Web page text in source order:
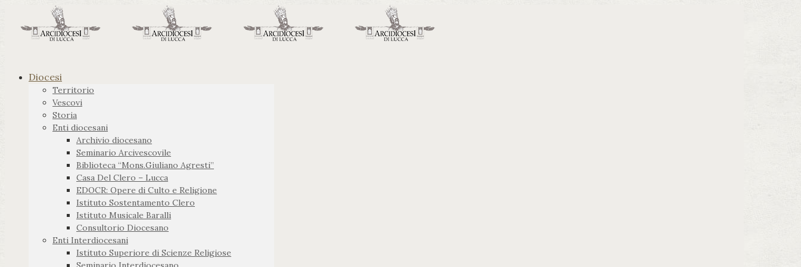
Diocesi
Territorio
Vescovi
Storia
Enti diocesani
Archivio diocesano
Seminario Arcivescovile
Biblioteca “Mons.Giuliano Agresti”
Casa Del Clero – Lucca
EDOCR: Opere di Culto e Religione
Istituto Sostentamento Clero
Istituto Musicale Baralli
Consultorio Diocesano
Enti Interdiocesani
Istituto Superiore di Scienze Religiose